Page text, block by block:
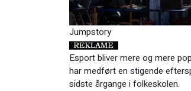
Jumpstory
Esport bliver mere og mere
har medført en stigende
sidste årgange i folkeskolen.